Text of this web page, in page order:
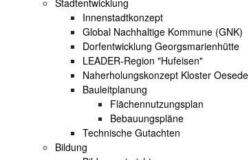
Stadtentwicklung
Innenstadtkonzept
Global Nachhaltige Kommune (GNK)
Dorfentwicklung Georgsmarienhütte
LEADER-Region "Hufeisen"
Naherholungskonzept Kloster Oesede
Bauleitplanung
Flächennutzungsplan
Bebauungspläne
Technische Gutachten
Bildung